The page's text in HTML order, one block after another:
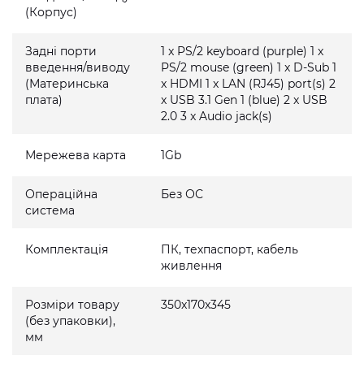
(Корпус)
Задні порти
введення/виводу
(Материнська
плата)
1 x PS/2 keyboard (purple) 1 x
PS/2 mouse (green) 1 x D-Sub 1
x HDMI 1 x LAN (RJ45) port(s) 2
x USB 3.1 Gen 1 (blue) 2 x USB
2.0 3 x Audio jack(s)
Мережева карта 1Gb
Операційна
система
Без ОС
Комплектація
ПК, техпаспорт, кабель
живлення
Розміри товару
(без упаковки),
мм
350x170x345